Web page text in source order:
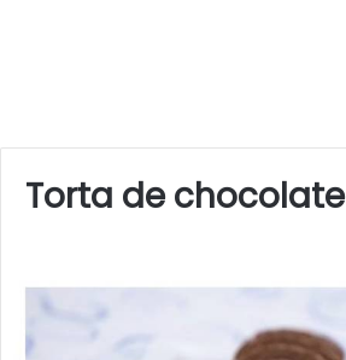
Torta de chocolate